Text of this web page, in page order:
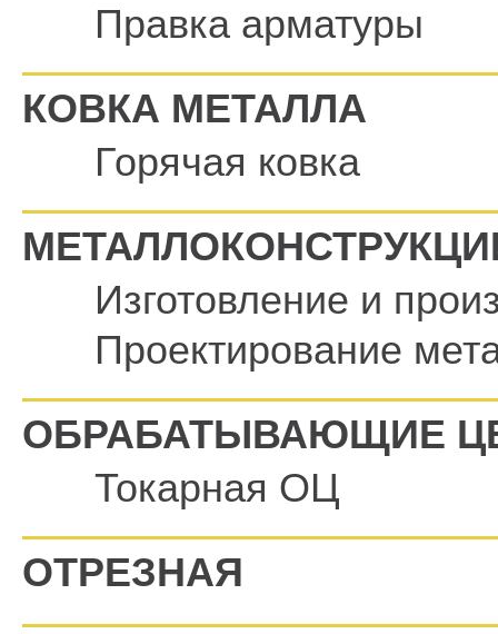
Правка арматуры
КОВКА МЕТАЛЛА
Горячая ковка
Изготовление и
Проектирование
ОБРАБАТЫВАЮЩИЕ
Токарная ОЦ
ОТРЕЗНАЯ